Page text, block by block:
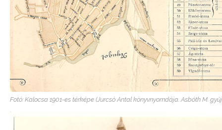
Fotó: Kalocsa 1901-es térképe (Jurcsó Antal könyvnyomdája. Asbóth M.